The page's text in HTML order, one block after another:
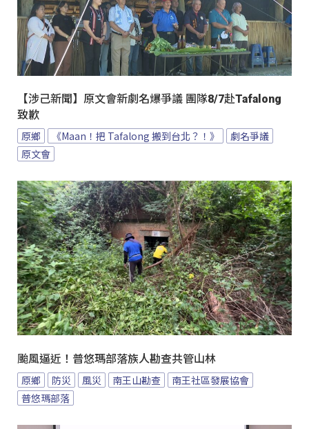
【涉己新聞】原文會新劇名爆爭議 團隊8/7赴Tafalong
致歉
原鄉 《Maan！把 Tafalong 搬到台北？！》
劇名爭議
原文會
颱風逼近！普悠瑪部落族人勘查共管山林
原鄉 防災 風災 南王山勘查
南王社區發展協會
普悠瑪部落